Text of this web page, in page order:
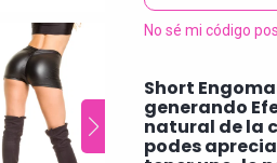
No sé mi código
Short
generando
natural de la
podes